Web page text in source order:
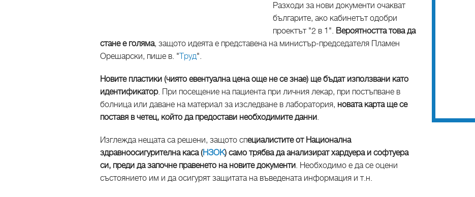
Разходи за нови документи очакват
българите, ако кабинетът одобри
проектът "2 в 1". Вероятността това да
стане е голяма, защото идеята е представена на министър-председателя Пламен
Орешарски, пише в. "Труд".
Новите пластики (чиято евентуална цена още не се знае) ще бъдат използвани като
идентификатор. При посещение на пациента при личния лекар, при постъпване в
болница или даване на материал за изследване в лаборатория, новата карта ще се
поставя в четец, който да предостави необходимите данни.
Изглежда нещата са решени, защото специалистите от Национална
здравноосигурителна каса (НЗОК) само трябва да анализират хардуера и софтуера
си, преди да започне правенето на новите документи. Необходимо е да се оцени
състоянието им и да осигурят защитата на въведената информация и т.н.